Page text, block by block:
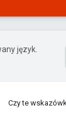
język.
Czy te